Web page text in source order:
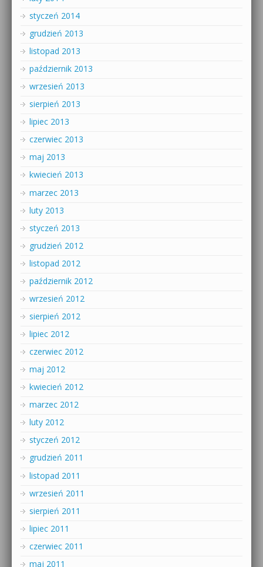
styczeń 2014
grudzień 2013
listopad 2013
październik 2013
wrzesień 2013
sierpień 2013
lipiec 2013
czerwiec 2013
maj 2013
kwiecień 2013
marzec 2013
luty 2013
styczeń 2013
grudzień 2012
listopad 2012
październik 2012
wrzesień 2012
sierpień 2012
lipiec 2012
czerwiec 2012
maj 2012
kwiecień 2012
marzec 2012
luty 2012
styczeń 2012
grudzień 2011
listopad 2011
wrzesień 2011
sierpień 2011
lipiec 2011
czerwiec 2011
maj 2011